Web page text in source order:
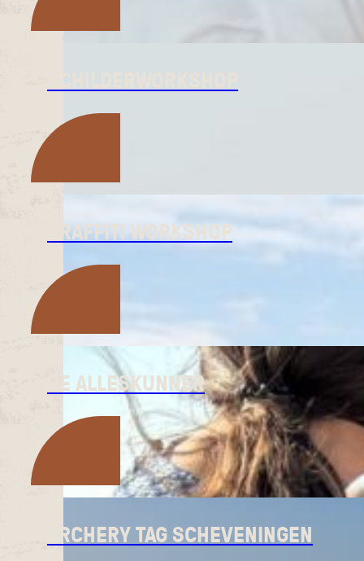
GRAFFITI WORKSHOP
DE ALLESKUNNER
ARCHERY TAG SCHEVENINGEN